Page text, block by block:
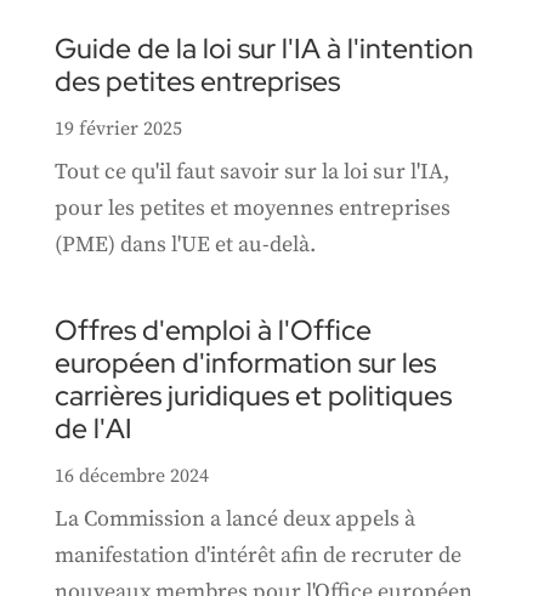
Guide de la loi sur l'IA à l'intention
des petites entreprises
19 février 2025
Tout ce qu'il faut savoir sur la loi sur l'IA,
pour les petites et moyennes entreprises
(PME) dans l'UE et au-delà.
Offres d'emploi à l'Office
européen d'information sur les
carrières juridiques et politiques
de l'AI
16 décembre 2024
La Commission a lancé deux appels à
manifestation d'intérêt afin de recruter de